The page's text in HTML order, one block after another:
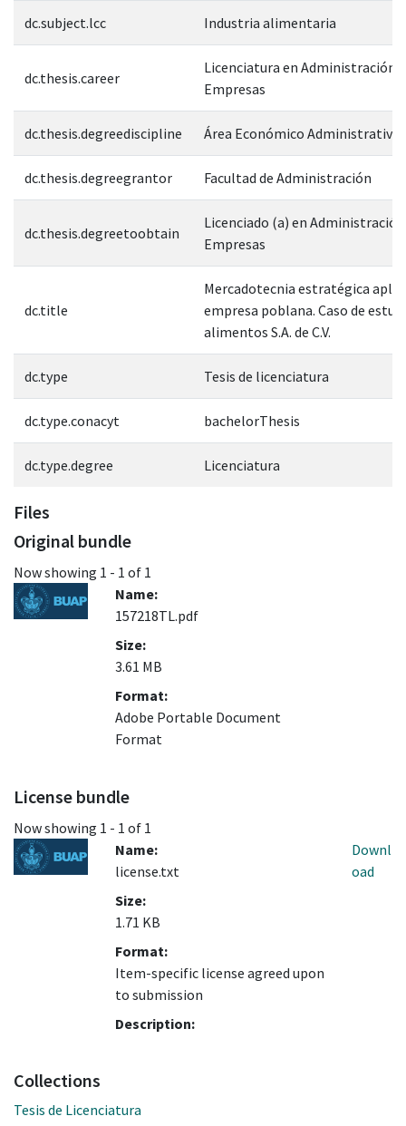
dc.subject.lcc Industria alimentaria
dc.thesis.career
Licenciatura en Administración
Empresas
dc.thesis.degreediscipline Área Económico Administrativa
dc.thesis.degreegrantor Facultad de Administración
dc.thesis.degreetoobtain
Licenciado (a) en
Empresas
dc.title
Mercadotecnia estratégica
empresa poblana. Caso de
alimentos S.A. de C.V.
dc.type Tesis de licenciatura
dc.type.conacyt bachelorThesis
dc.type.degree Licenciatura
Files
Original bundle
Now showing 1 - 1 of 1
Name:
157218TL.pdf
Size:
3.61 MB
Format:
Adobe Portable Document
Format
License bundle
Now showing 1 - 1 of 1
Name:
license.txt
Size:
1.71 KB
Format:
Item-specific license agreed upon
to submission
Description:
Downl
oad
Collections
Tesis de Licenciatura